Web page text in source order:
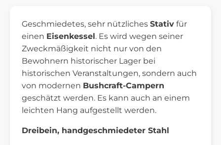
Geschmiedetes, sehr nützliches Stativ für
einen Eisenkessel. Es wird wegen seiner
Zweckmäßigkeit nicht nur von den
Bewohnern historischer Lager bei
historischen Veranstaltungen, sondern auch
von modernen Bushcraft-Campern
geschätzt werden. Es kann auch an einem
leichten Hang aufgestellt werden.
Dreibein, handgeschmiedeter Stahl